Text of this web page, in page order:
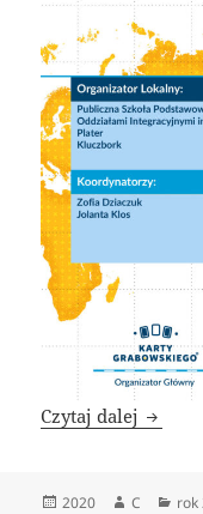
Czytaj dalej X
Data
2020 Autor
C rok